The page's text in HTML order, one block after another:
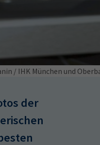
/ IHK München und
der